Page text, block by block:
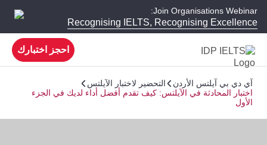
Join Organisations Webinar:
Recognising IELTS, Recognising Excellence
احجز اختبارك
آي دي بي آيلتس الأردن
التحضير لاختبار الآيلتس
اختبار المحادثة في الآيلتس: كيف تقدم أفضل أداء لديك في الجزء
الأول